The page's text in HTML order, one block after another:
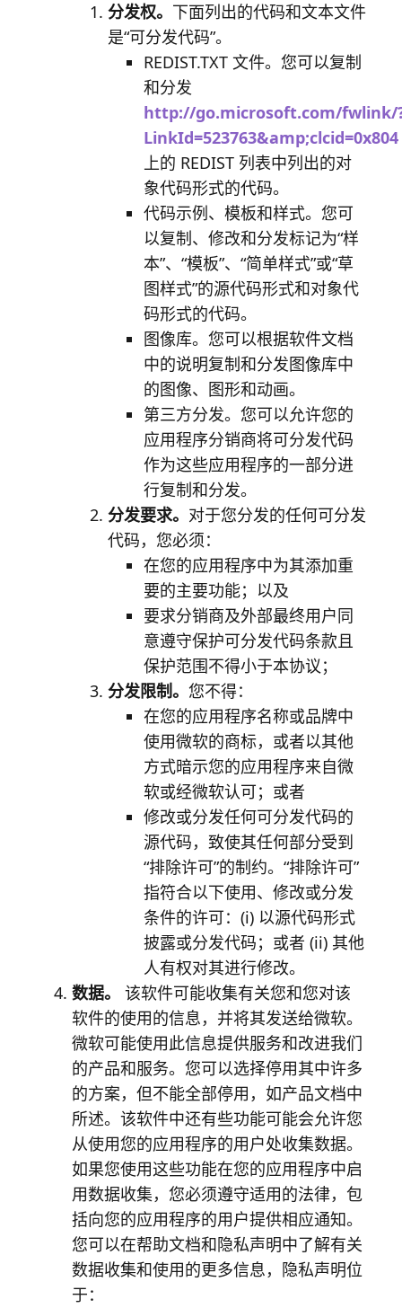
分发权。 下面列出的代码和文本文件
是“可分发代码”。
REDIST.TXT 文件。您可以复制
和分发
http://go.microsoft.com/fwlink/
LinkId=523763&amp;clcid=0x804
上的 REDIST 列表中列出的对
象代码形式的代码。
代码示例、模板和样式。您可
以复制、修改和分发标记为“样
本”、“模板”、“简单样式”或“草
图样式”的源代码形式和对象代
码形式的代码。
图像库。您可以根据软件文档
中的说明复制和分发图像库中
的图像、图形和动画。
第三方分发。您可以允许您的
应用程序分销商将可分发代码
作为这些应用程序的一部分进
行复制和分发。
分发要求。 对于您分发的任何可分发
代码，您必须：
在您的应用程序中为其添加重
要的主要功能；以及
要求分销商及外部最终用户同
意遵守保护可分发代码条款且
保护范围不得小于本协议；
分发限制。 您不得：
在您的应用程序名称或品牌中
使用微软的商标，或者以其他
方式暗示您的应用程序来自微
软或经微软认可；或者
修改或分发任何可分发代码的
源代码，致使其任何部分受到
“排除许可”的制约。“排除许可”
指符合以下使用、修改或分发
条件的许可：(i) 以源代码形式
披露或分发代码；或者 (ii) 其他
人有权对其进行修改。
数据。
该软件可能收集有关您和您对该
软件的使用的信息，并将其发送给微软。
微软可能使用此信息提供服务和改进我们
的产品和服务。您可以选择停用其中许多
的方案，但不能全部停用，如产品文档中
所述。该软件中还有些功能可能会允许您
从使用您的应用程序的用户处收集数据。
如果您使用这些功能在您的应用程序中启
用数据收集，您必须遵守适用的法律，包
括向您的应用程序的用户提供相应通知。
您可以在帮助文档和隐私声明中了解有关
数据收集和使用的更多信息，隐私声明位
于：